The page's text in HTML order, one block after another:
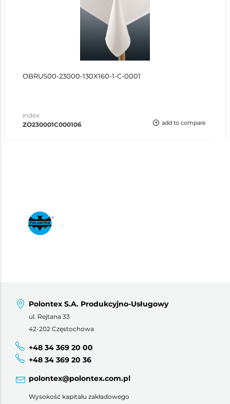
OBRUS00-23000-130X160-1-C-0001
index:
ZO230001C000106
add to compare
Polontex S.A. Produkcyjno-Usługowy
ul. Rejtana 33
42-202 Częstochowa
+48 34 369 20 00
+48 34 369 20 36
polontex@polontex.com.pl
Wysokość kapitału zakładowego